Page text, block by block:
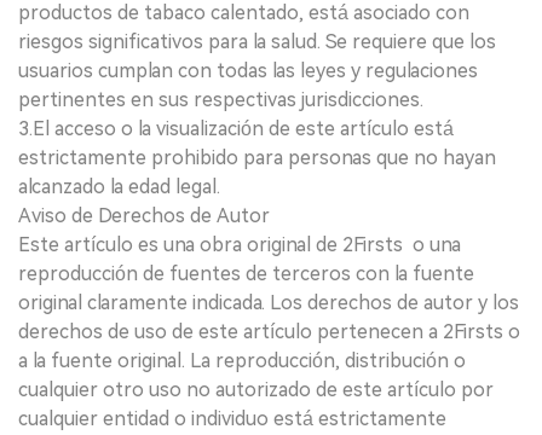
productos de tabaco calentado, está asociado con
riesgos significativos para la salud. Se requiere que los
usuarios cumplan con todas las leyes y regulaciones
pertinentes en sus respectivas jurisdicciones.
3.El acceso o la visualización de este artículo está
estrictamente prohibido para personas que no hayan
alcanzado la edad legal.
Aviso de Derechos de Autor
Este artículo es una obra original de 2Firsts o una
reproducción de fuentes de terceros con la fuente
original claramente indicada. Los derechos de autor y los
derechos de uso de este artículo pertenecen a 2Firsts o
a la fuente original. La reproducción, distribución o
cualquier otro uso no autorizado de este artículo por
cualquier entidad o individuo está estrictamente